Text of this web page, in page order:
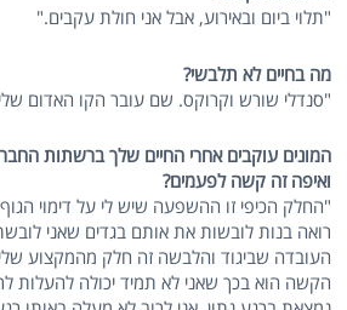
"תלוי ביום ובאירוע, אבל אני חולת עקבים."
מה בחיים לא תלבשי?
"סנדלי שורש וקרוקס. שם עובר הקו האדום
המונים עוקבים אחרי החיים שלך ברשתות
ואיפה זה קשה לפעמים?
"החלק הכיפי זו ההשפעה שיש לי על דימוי
רואה בנות לובשות את אותם בגדים שאני
העובדה שביגוד והלבשה זה חלק מהמקצוע
הקשה הוא בכך שאני לא תמיד יכולה להעלות